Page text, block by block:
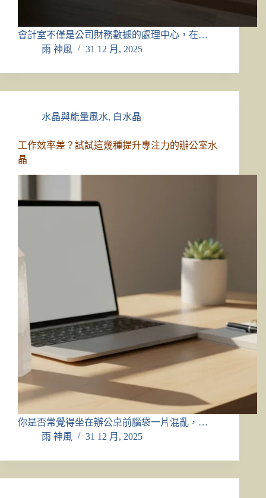
會計室不僅是公司財務數據的處理中心，在…
雨 神風
31 12 月, 2025
水晶與能量風水, 白水晶
工作效率差？試試這幾種提升專注力的辦公室水
晶
你是否常覺得坐在辦公桌前腦袋一片混亂，…
雨 神風
31 12 月, 2025